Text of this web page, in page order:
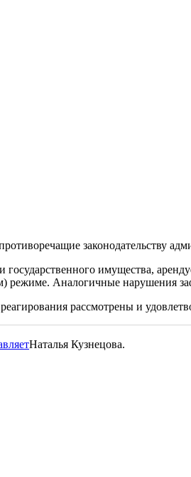
законодательству
имущества,
режиме. Аналогичные нарушения
рассмотрены и
Наталья Кузнецова.